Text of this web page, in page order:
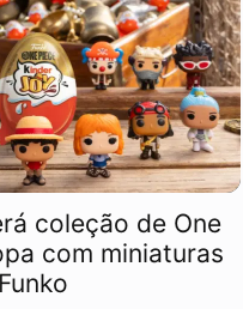
coleção de One
com miniaturas
Funko